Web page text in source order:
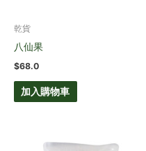
乾貨
八仙果
$68.0
加入購物車